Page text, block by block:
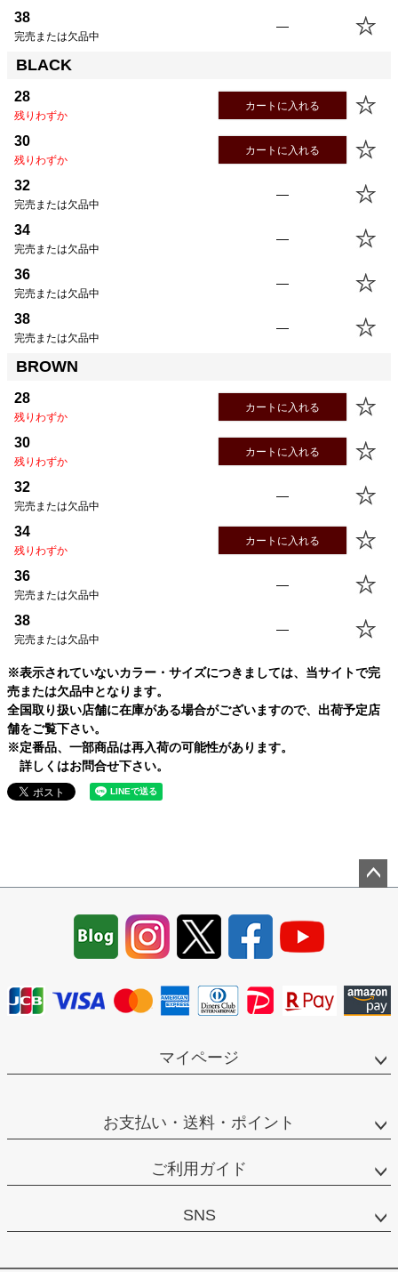
38
完売または欠品中
—
BLACK
28
残りわずか
カートに入れる
30
残りわずか
カートに入れる
32
完売または欠品中
—
34
完売または欠品中
—
36
完売または欠品中
—
38
完売または欠品中
—
BROWN
28
残りわずか
カートに入れる
30
残りわずか
カートに入れる
32
完売または欠品中
—
34
残りわずか
カートに入れる
36
完売または欠品中
—
38
完売または欠品中
—
※表示されていないカラー・サイズにつきましては、当サイトで完
売または欠品中となります。
全国取り扱い店舗に在庫がある場合がございますので、出荷予定店
舗をご覧下さい。
※定番品、一部商品は再入荷の可能性があります。
詳しくはお問合せ下さい。
マイページ
お支払い・送料・ポイント
ご利用ガイド
SNS